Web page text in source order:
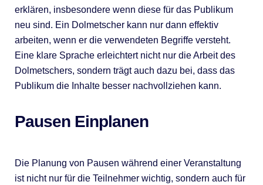
erklären, insbesondere wenn diese für das Publikum
neu sind. Ein Dolmetscher kann nur dann effektiv
arbeiten, wenn er die verwendeten Begriffe versteht.
Eine klare Sprache erleichtert nicht nur die Arbeit des
Dolmetschers, sondern trägt auch dazu bei, dass das
Publikum die Inhalte besser nachvollziehen kann.
Pausen Einplanen
Die Planung von Pausen während einer Veranstaltung
ist nicht nur für die Teilnehmer wichtig, sondern auch für